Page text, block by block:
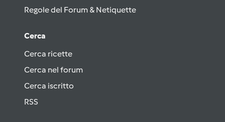
Regole del Forum & Netiquette
Cerca
Cerca ricette
Cerca nel forum
Cerca iscritto
RSS